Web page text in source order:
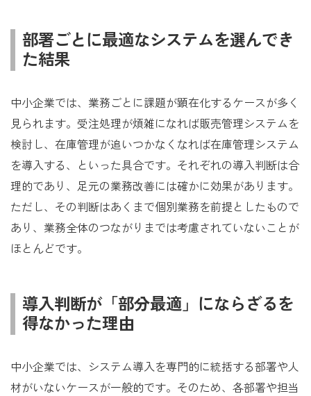
部署ごとに最適なシステムを選んでき
た結果
中小企業では、業務ごとに課題が顕在化するケースが多く
見られます。受注処理が煩雑になれば販売管理システムを
検討し、在庫管理が追いつかなくなれば在庫管理システム
を導入する、といった具合です。それぞれの導入判断は合
理的であり、足元の業務改善には確かに効果があります。
ただし、その判断はあくまで個別業務を前提としたもので
あり、業務全体のつながりまでは考慮されていないことが
ほとんどです。
導入判断が「部分最適」にならざるを
得なかった理由
中小企業では、システム導入を専門的に統括する部署や人
材がいないケースが一般的です。そのため、各部署や担当